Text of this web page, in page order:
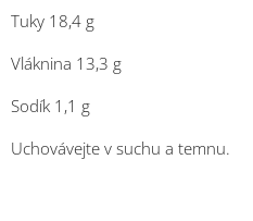
Tuky 18,4 g
Vláknina 13,3 g
Sodík 1,1 g
Uchovávejte v suchu a temnu.